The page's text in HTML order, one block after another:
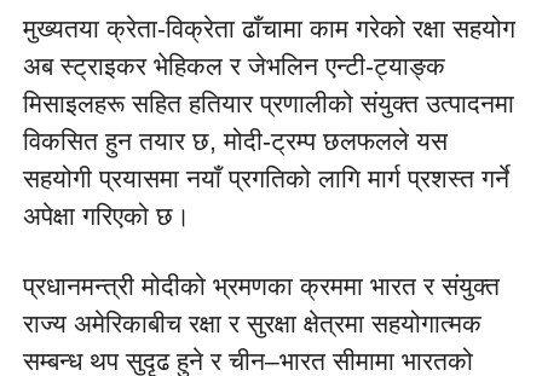
मुख्यतया क्रेता-विक्रेता ढाँचामा काम गरेको रक्षा सहयोग
अब स्ट्राइकर भेहिकल र जेभलिन एन्टी-ट्याङ्क
मिसाइलहरू सहित हतियार प्रणालीको संयुक्त उत्पादनमा
विकसित हुन तयार छ, मोदी-ट्रम्प छलफलले यस
सहयोगी प्रयासमा नयाँ प्रगतिको लागि मार्ग प्रशस्त गर्ने
अपेक्षा गरिएको छ।
प्रधानमन्त्री मोदीको भ्रमणका क्रममा भारत र संयुक्त
राज्य अमेरिकाबीच रक्षा र सुरक्षा क्षेत्रमा सहयोगात्मक
सम्बन्ध थप सुदृढ हुने र चीन–भारत सीमामा भारतको